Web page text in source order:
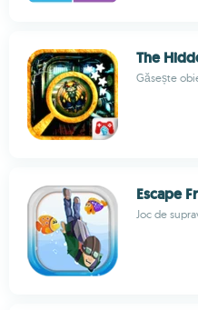
The
Găsește
Escape
Joc de